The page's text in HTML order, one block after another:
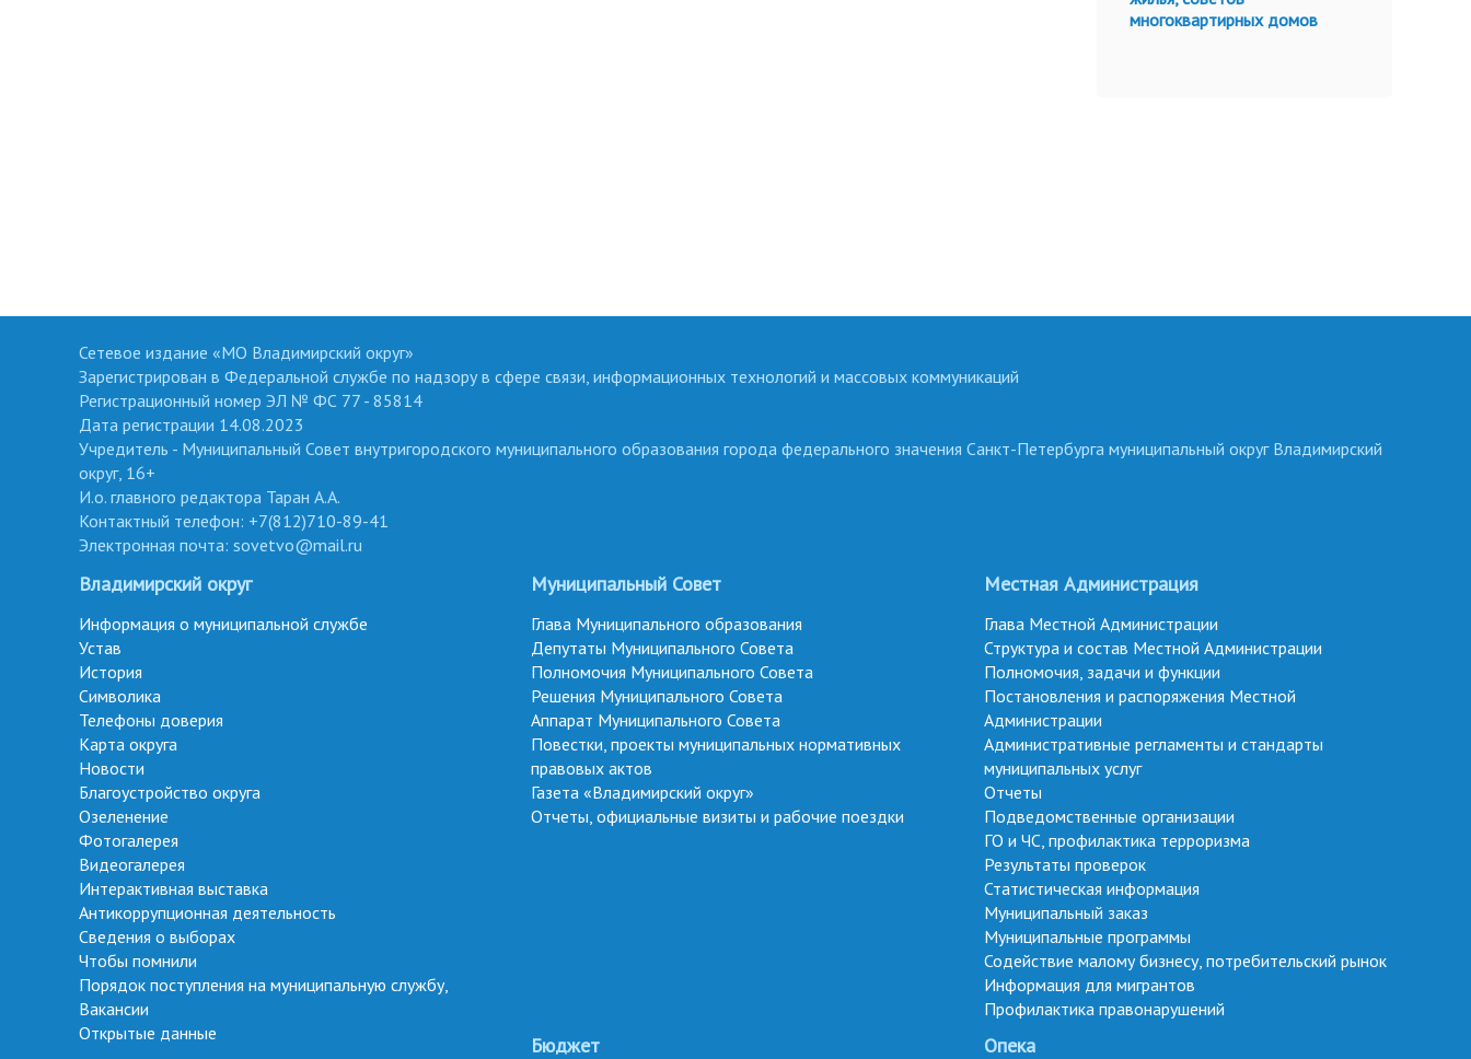
многоквартирных домов
Сетевое издание «МО Владимирский округ»
Зарегистрирован в Федеральной службе по надзору в сфере связи, информационных технологий и массовых коммуникаций
Регистрационный номер ЭЛ № ФС 77 - 85814
Дата регистрации 14.08.2023
Учредитель - Муниципальный Совет внутригородского муниципального образования города федерального значения Санкт-Петербурга муниципальный округ Владимирский
округ, 16+
И.о. главного редактора Таран А.А.
Контактный телефон: +7(812)710-89-41
Электронная почта: sovetvo@mail.ru
Владимирский округ
Информация о муниципальной службе
Устав
История
Символика
Телефоны доверия
Карта округа
Новости
Благоустройство округа
Озеленение
Фотогалерея
Видеогалерея
Интерактивная выставка
Антикоррупционная деятельность
Сведения о выборах
Чтобы помнили
Порядок поступления на муниципальную службу,
Вакансии
Открытые данные
Муниципальный Совет
Глава Муниципального образования
Депутаты Муниципального Совета
Полномочия Муниципального Совета
Решения Муниципального Совета
Аппарат Муниципального Совета
Повестки, проекты муниципальных нормативных
правовых актов
Газета «Владимирский округ»
Отчеты, официальные визиты и рабочие поездки
Местная Администрация
Глава Местной Администрации
Структура и состав Местной Администрации
Полномочия, задачи и функции
Постановления и распоряжения Местной
Администрации
Административные регламенты и стандарты
муниципальных услуг
Отчеты
Подведомственные организации
ГО и ЧС, профилактика терроризма
Результаты проверок
Статистическая информация
Муниципальный заказ
Муниципальные программы
Содействие малому бизнесу, потребительский рынок
Информация для мигрантов
Профилактика правонарушений
Бюджет Опека